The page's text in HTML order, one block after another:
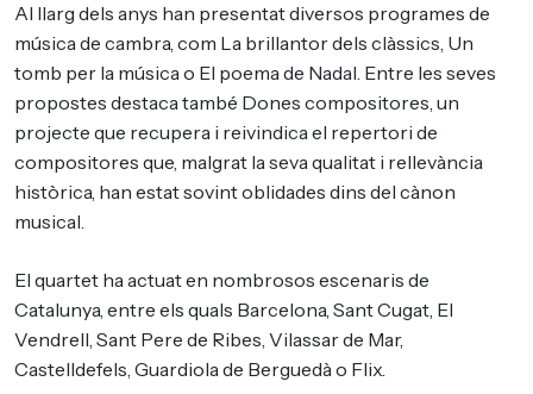
Al llarg dels anys han presentat diversos programes de
música de cambra, com La brillantor dels clàssics, Un
tomb per la música o El poema de Nadal. Entre les seves
propostes destaca també Dones compositores, un
projecte que recupera i reivindica el repertori de
compositores que, malgrat la seva qualitat i rellevància
històrica, han estat sovint oblidades dins del cànon
musical.
El quartet ha actuat en nombrosos escenaris de
Catalunya, entre els quals Barcelona, Sant Cugat, El
Vendrell, Sant Pere de Ribes, Vilassar de Mar,
Castelldefels, Guardiola de Berguedà o Flix.